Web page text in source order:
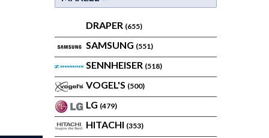
DRAPER (655)
SAMSUNG (551)
SENNHEISER (518)
VOGEL'S (500)
LG (479)
HITACHI (353)